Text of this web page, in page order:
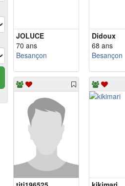
JOLUCE
70 ans
Besançon
Didoux
68 ans
Besançon